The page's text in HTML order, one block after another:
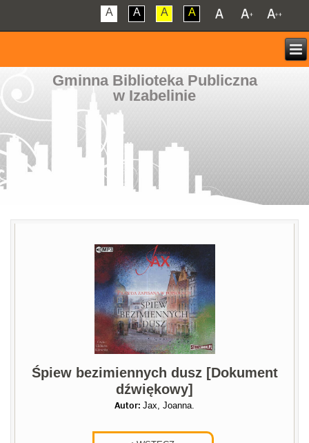
A A A A
Gminna Biblioteka Publiczna
w Izabelinie
Śpiew bezimiennych dusz [Dokument
dźwiękowy]
Autor: Jax, Joanna.